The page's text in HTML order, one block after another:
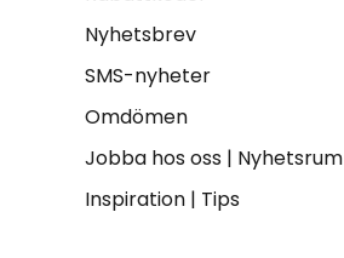
Nyhetsbrev
SMS-nyheter
Omdömen
Jobba hos oss| Nyhetsrum
Inspiration| Tips